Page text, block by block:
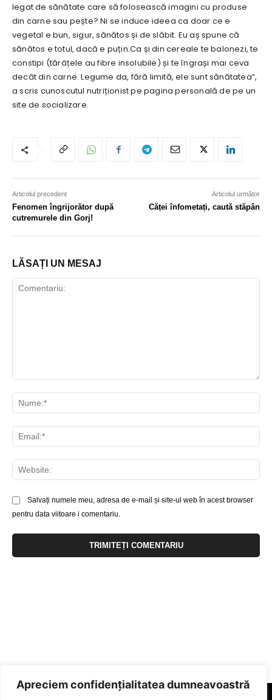
Apreciem confidențialitatea dumneavoastră
legat de sănătate care să folosească imagini cu produse
din carne sau pește? Ni se induce ideea ca doar ce e
vegetal e bun, sigur, sănătos și de slăbit. Eu aș spune că
sănătos e totul, dacă e puțin.Ca și din cereale te balonezi, te
constipi (tărâțele au fibre insolubile) și te îngrași mai ceva
decât din carne. Legume da, fără limită, ele sunt sănătatea”,
a scris cunoscutul nutriționist pe pagina personală de pe un
site de socializare.
Articolul precedent
Fenomen îngrijorător după
cutremurele din Gorj!
Articolul următor
Căței înfometați, caută stăpân
LĂSAȚI UN MESAJ
Salvați numele meu, adresa de e-mail și site-ul web în acest browser
pentru data viitoare i comentariu.